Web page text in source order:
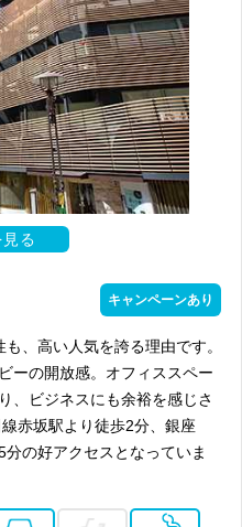
る
キャンペーンあり
、高い人気を誇る理由です。
ーの開放感。オフィススペー
、ビジネスにも余裕を感じさ
赤坂駅より徒歩2分、銀座
の好アクセスとなっていま